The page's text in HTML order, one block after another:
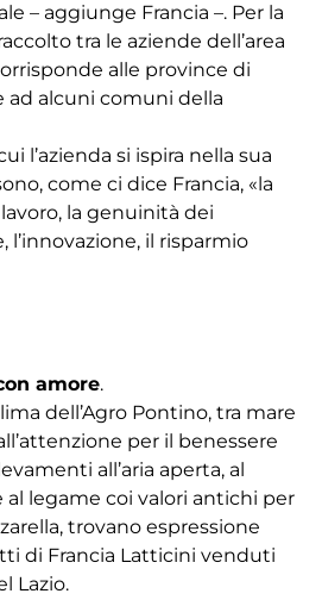
– aggiunge Francia –. Per la
tra le aziende dell’area
alle province di
ad alcuni comuni della
l’azienda si ispira nella sua
come ci dice Francia, «la
la genuinità dei
l’innovazione, il risparmio
amore.
dell’Agro Pontino, tra mare
per il benessere
all’aria aperta, al
legame coi valori antichi per
trovano espressione
di Francia Latticini venduti
Lazio.